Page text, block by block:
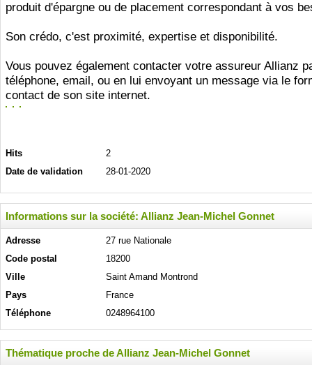
produit d'épargne ou de placement correspondant à vos
Son crédo, c'est proximité, expertise et disponibilité.
Vous pouvez également contacter votre assureur Allianz
téléphone, email, ou en lui envoyant un message via le
contact de son site internet.
Hits
2
Date de validation
28-01-2020
Informations sur la société: Allianz Jean-Michel Gonnet
Adresse
27 rue Nationale
Code postal
18200
Ville
Saint Amand Montrond
Pays
France
Téléphone
0248964100
Thématique proche de Allianz Jean-Michel Gonnet